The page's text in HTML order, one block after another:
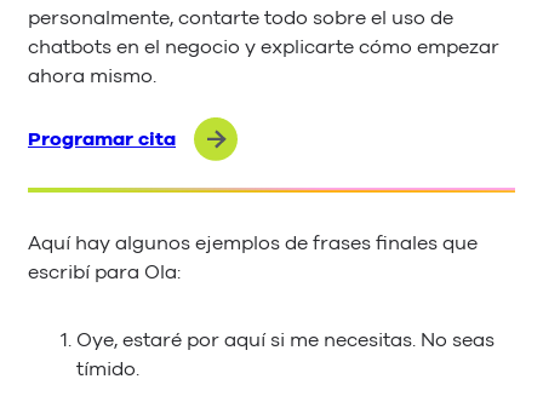
personalmente, contarte todo sobre el uso de
chatbots en el negocio y explicarte cómo empezar
ahora mismo.
Programar cita
Aquí hay algunos ejemplos de frases finales que
escribí para Ola:
Oye, estaré por aquí si me necesitas. No seas
tímido.